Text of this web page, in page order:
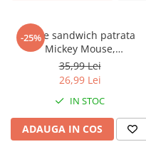
-25%
Cutie sandwich patrata
Mickey Mouse,
19,5,5x16,5x6,7 cm
35,99 Lei
26,99 Lei
IN STOC
ADAUGA IN COS